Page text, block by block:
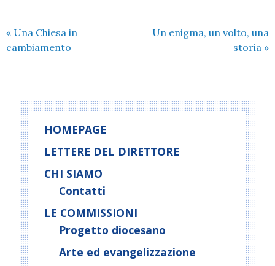
« Una Chiesa in
cambiamento
Un enigma, un volto, una
storia »
HOMEPAGE
LETTERE DEL DIRETTORE
CHI SIAMO
Contatti
LE COMMISSIONI
Progetto diocesano
Arte ed evangelizzazione